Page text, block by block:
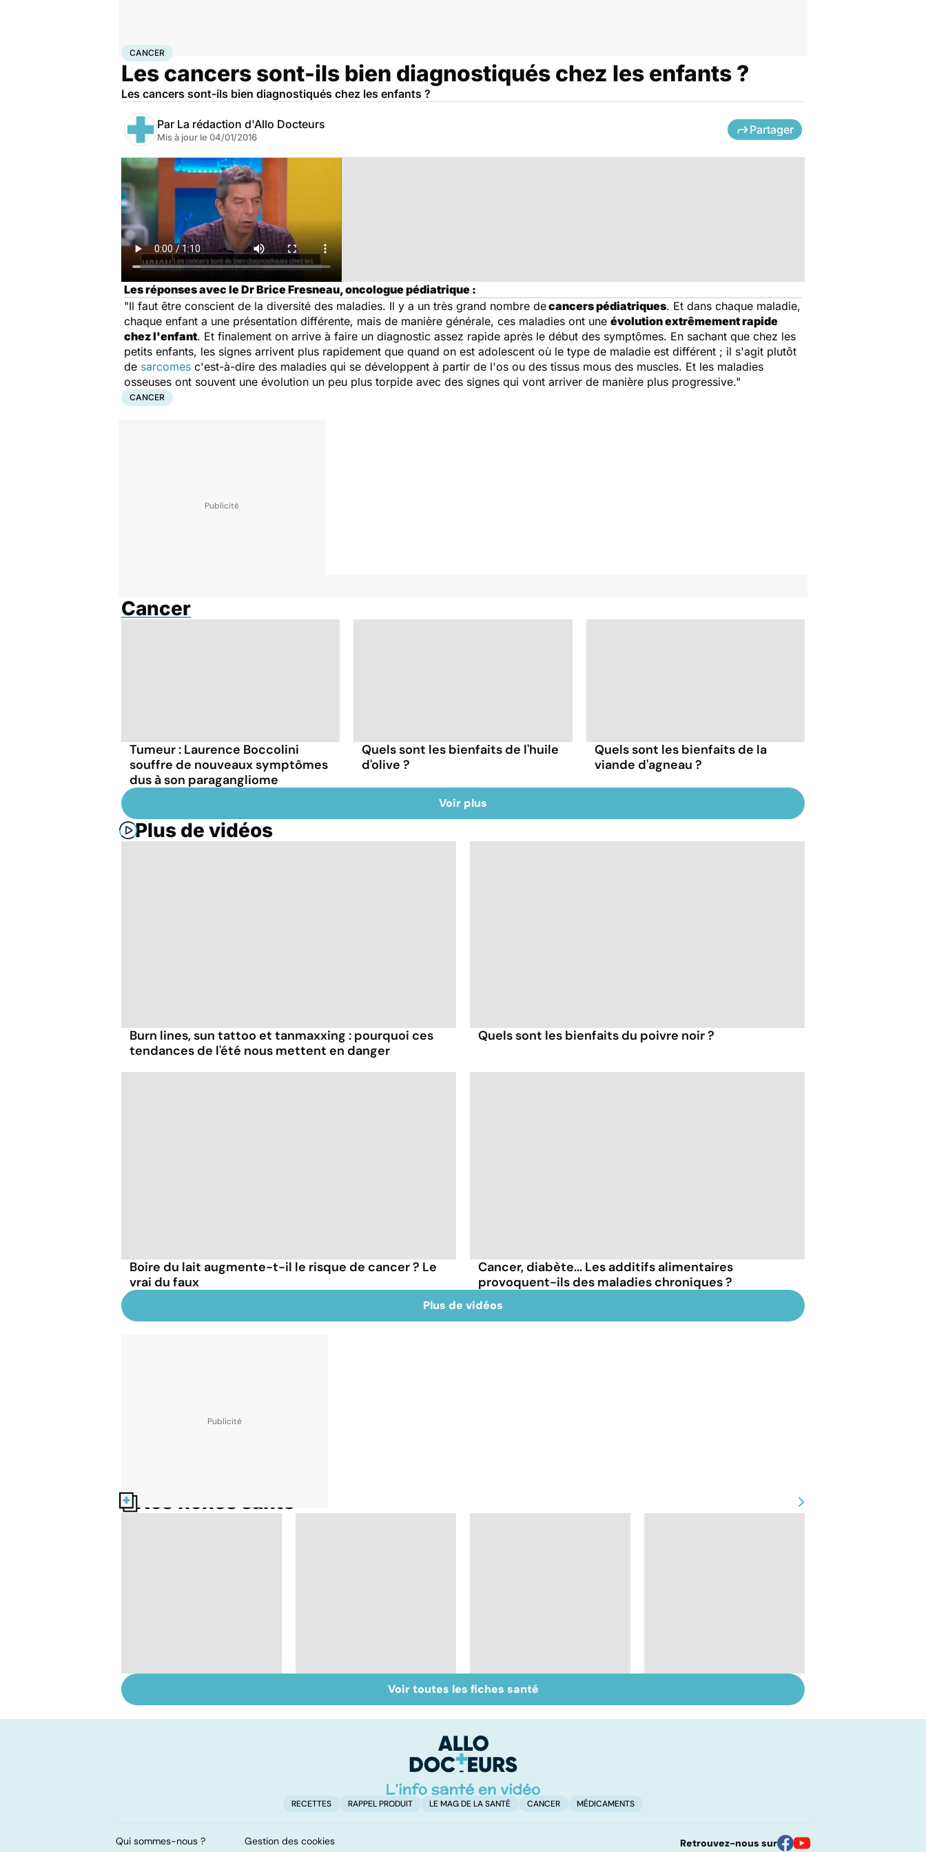
AccueilSanté
CANCER
Les cancers sont-ils bien diagnostiqués chez les enfants ?
Les cancers sont-ils bien diagnostiqués chez les enfants ?
Par La rédaction d'Allo Docteurs
Mis à jour le 04/01/2016
Partager
Les réponses avec le Dr Brice Fresneau, oncologue pédiatrique :
"Il faut être conscient de la diversité des maladies. Il y a un très grand nombre decancers pédiatriques. Et dans chaque maladie,
chaque enfant a une présentation différente, mais de manière générale, ces maladies ont une évolution extrêmement rapide
chez l'enfant. Et finalement on arrive à faire un diagnostic assez rapide après le début des symptômes. En sachant que chez les
petits enfants, les signes arrivent plus rapidement que quand on est adolescent où le type de maladie est différent ; il s'agit plutôt
de sarcomes c'est-à-dire des maladies qui se développent à partir de l'os ou des tissus mous des muscles. Et les maladies
osseuses ont souvent une évolution un peu plus torpide avec des signes qui vont arriver de manière plus progressive."
CANCER
Cancer
Tumeur : Laurence Boccolini
souffre de nouveaux symptômes
dus à son paragangliome
Quels sont les bienfaits de l'huile
d'olive ?
Quels sont les bienfaits de la
viande d'agneau ?
Voir plus
Plus de vidéos
Burn lines, sun tattoo et tanmaxxing : pourquoi ces
tendances de l'été nous mettent en danger
Quels sont les bienfaits du poivre noir ?
Boire du lait augmente-t-il le risque de cancer ? Le
vrai du faux
Cancer, diabète... Les additifs alimentaires
provoquent-ils des maladies chroniques ?
Plus de vidéos
Nos fiches santé
les papillomavirus
Cancer : la fatigue
avant tout
Comprendre la
chimiothérapie et
un cancer, c'est
Voir toutes les fiches santé
RECETTES RAPPEL PRODUIT LE MAG DE LA SANTÉ CANCER MÉDICAMENTS
Qui sommes-nous ? Gestion des cookies Retrouvez-nous sur